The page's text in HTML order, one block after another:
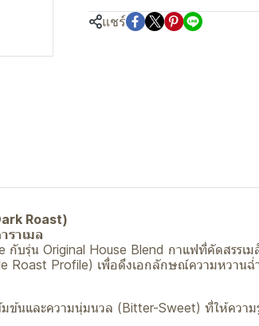
แชร์
Roast)
าเมล
รุ่น Original House Blend กาแฟที่คัดสรรเม
Profile) เพื่อดึงเอกลักษณ์ความหวานฉ่
ข้นและความนุ่มนวล (Bitter-Sweet) ที่ให้คว